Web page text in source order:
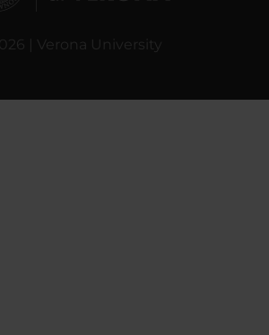
| Verona University